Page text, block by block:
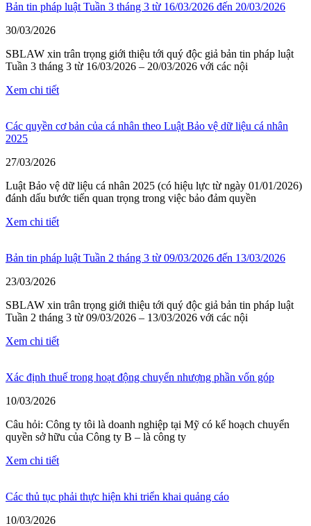
Bản tin pháp luật Tuần 3 tháng 3 từ 16/03/2026 đến 20/03/2026
30/03/2026
SBLAW xin trân trọng giới thiệu tới quý độc giả bản tin pháp luật
Tuần 3 tháng 3 từ 16/03/2026 – 20/03/2026 với các nội
Xem chi tiết
Các quyền cơ bản của cá nhân theo Luật Bảo vệ dữ liệu cá nhân
2025
27/03/2026
Luật Bảo vệ dữ liệu cá nhân 2025 (có hiệu lực từ ngày 01/01/2026)
đánh dấu bước tiến quan trọng trong việc bảo đảm quyền
Xem chi tiết
Bản tin pháp luật Tuần 2 tháng 3 từ 09/03/2026 đến 13/03/2026
23/03/2026
SBLAW xin trân trọng giới thiệu tới quý độc giả bản tin pháp luật
Tuần 2 tháng 3 từ 09/03/2026 – 13/03/2026 với các nội
Xem chi tiết
Xác định thuế trong hoạt động chuyển nhượng phần vốn góp
10/03/2026
Câu hỏi: Công ty tôi là doanh nghiệp tại Mỹ có kế hoạch chuyển
quyền sở hữu của Công ty B – là công ty
Xem chi tiết
Các thủ tục phải thực hiện khi triển khai quảng cáo
10/03/2026